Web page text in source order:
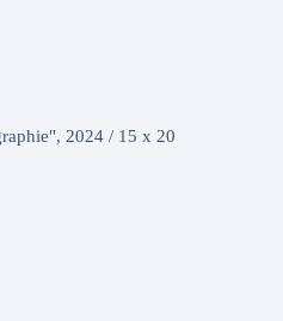
2024 / 15 x 20